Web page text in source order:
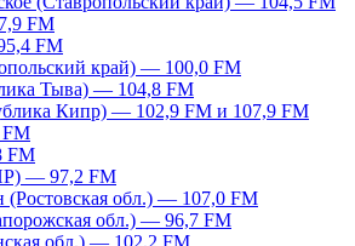
FM
FM
край) — 100,0 FM
Тыва) — 104,8 FM
Кипр) — 102,9 FM и 107,9 FM
FM
— 97,2 FM
(Ростовская обл.) — 107,0 FM
обл.) — 96,7 FM
обл.) — 102,2 FM